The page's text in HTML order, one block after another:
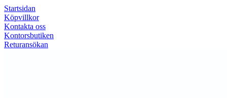
Startsidan
Köpvillkor
Kontakta oss
Kontorsbutiken
Returansökan